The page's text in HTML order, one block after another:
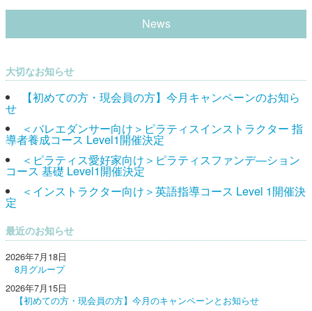
News
大切なお知らせ
【初めての方・現会員の方】今月キャンペーンのお知ら
せ
＜バレエダンサー向け＞ピラティスインストラクター 指
導者養成コース Level1開催決定
＜ピラティス愛好家向け＞ピラティスファンデ―ション
コース 基礎 Level1開催決定
＜インストラクター向け＞英語指導コース Level 1開催決
定
最近のお知らせ
2026年7月18日
8月グループ
2026年7月15日
【初めての方・現会員の方】今月のキャンペーンとお知らせ